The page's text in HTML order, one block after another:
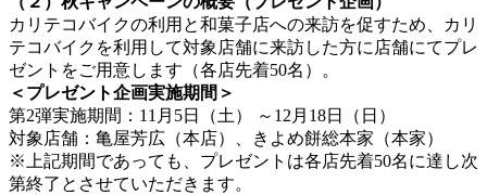
カリテコバイクの利用と和菓子店への来訪を促すため、カリ
テコバイクを利用して対象店舗に来訪した方に店舗にてプレ
ゼントをご用意します（各店先着50名）。
＜プレゼント企画実施期間＞
第2弾実施期間：11月5日（土） ～12月18日（日）
対象店舗：亀屋芳広（本店）、きよめ餅総本家（本家）
※上記期間であっても、プレゼントは各店先着50名に達し次
第終了とさせていただきます。